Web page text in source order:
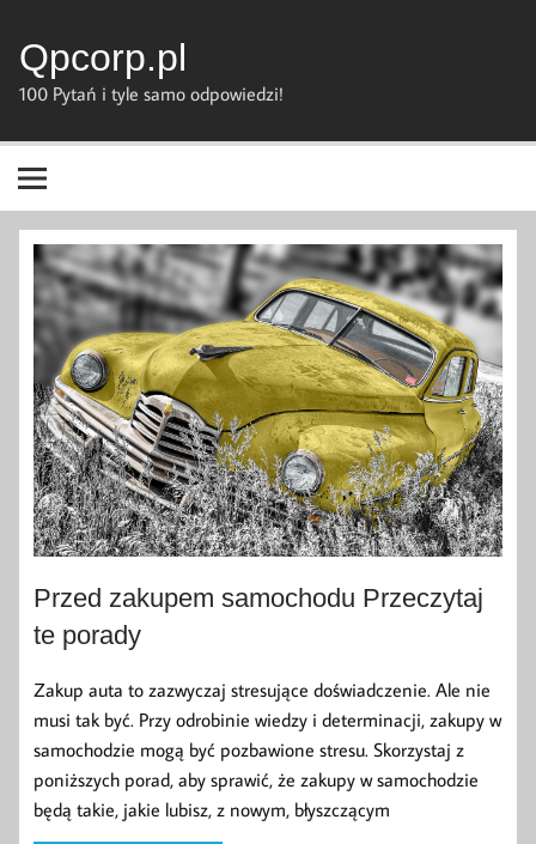
content
Qpcorp.pl
100 Pytań i tyle samo odpowiedzi!
Przed zakupem samochodu Przeczytaj
te porady
Zakup auta to zazwyczaj stresujące doświadczenie. Ale nie
musi tak być. Przy odrobinie wiedzy i determinacji, zakupy w
samochodzie mogą być pozbawione stresu. Skorzystaj z
poniższych porad, aby sprawić, że zakupy w samochodzie
będą takie, jakie lubisz, z nowym, błyszczącym